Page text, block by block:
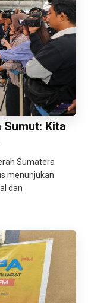
Kita
Sumatera
menunjukan
dan